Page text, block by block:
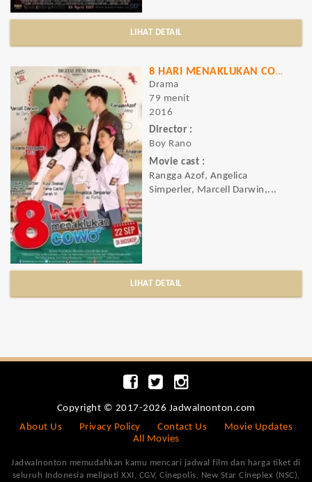
LIHAT DETAIL
8 HARI MENAKLUKAN COWO
Drama
79 menit
2016
Director :
Boy Rano
Movie cast :
Rangga Azof, Angelica
Simperler, Marcell Darwin,...
LIHAT DETAIL
Copyright © 2017-2026 Jadwalnonton.com
About Us
Privacy Policy Contact Us
Movie Updates
All Movies
Jadwalnonton memudahkan kamu mencari jadwal film dan harga tiket di
seluruh Indonesia meliputi XXI, CGV, Cinepolis, New Star Cineplex (NSC),